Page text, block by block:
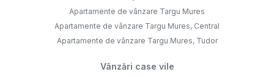
Apartamente de vânzare Targu Mures
Apartamente de vânzare Targu Mures, Central
Apartamente de vânzare Targu Mures, Tudor
Vânzări case vile